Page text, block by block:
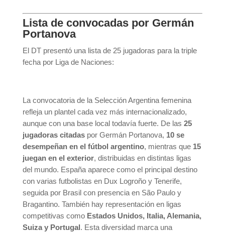
Lista de convocadas por Germán
Portanova
El DT presentó una lista de 25 jugadoras para la triple
fecha por Liga de Naciones:
La convocatoria de la Selección Argentina femenina
refleja un plantel cada vez más internacionalizado,
aunque con una base local todavía fuerte. De las 25
jugadoras citadaspor Germán Portanova, 10 se
desempeñan en el fútbol argentino, mientras que 15
juegan en el exterior, distribuidas en distintas ligas
del mundo. España aparece como el principal destino
con varias futbolistas en Dux Logroño y Tenerife,
seguida por Brasil con presencia en São Paulo y
Bragantino. También hay representación en ligas
competitivas como Estados Unidos, Italia, Alemania,
Suiza y Portugal. Esta diversidad marca una